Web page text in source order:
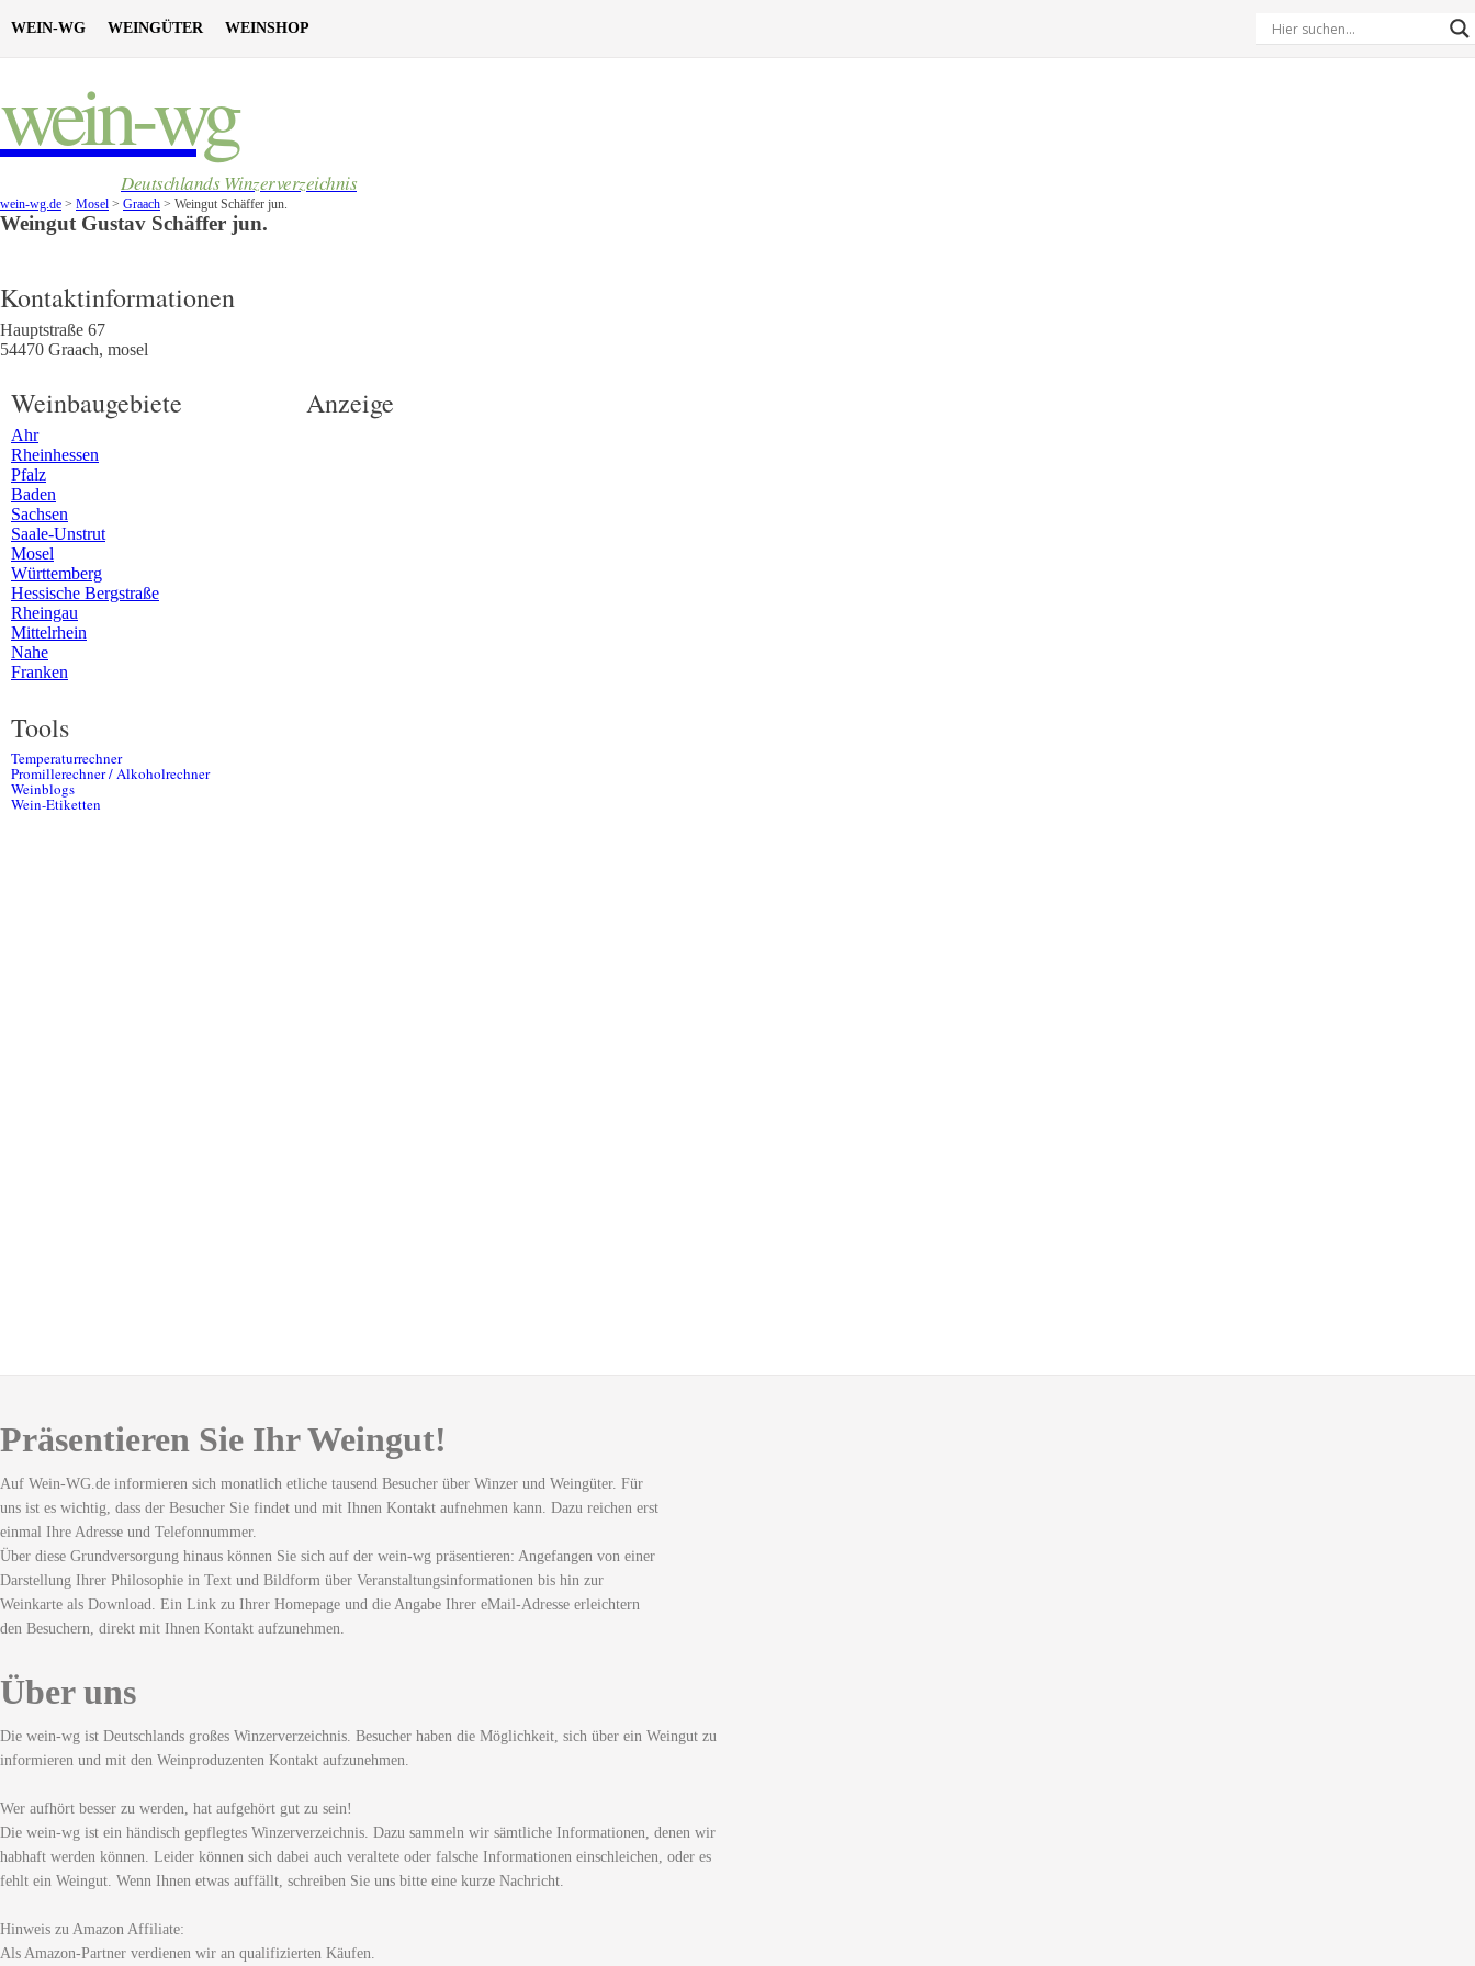
WEIN-WG WEINGÜTER WEINSHOP
wein-wg
Deutschlands Winzerverzeichnis
wein-wg.de > Mosel > Graach > Weingut Schäffer jun.
Weingut Gustav Schäffer jun.
Kontaktinformationen
Hauptstraße 67
54470 Graach, mosel
Weinbaugebiete
Ahr
Rheinhessen
Pfalz
Baden
Sachsen
Saale-Unstrut
Mosel
Württemberg
Hessische Bergstraße
Rheingau
Mittelrhein
Nahe
Franken
Tools
Temperaturrechner
Promillerechner / Alkoholrechner
Weinblogs
Wein-Etiketten
Anzeige
Präsentieren Sie Ihr Weingut!
Auf Wein-WG.de informieren sich monatlich etliche tausend Besucher über Winzer und Weingüter. Für
uns ist es wichtig, dass der Besucher Sie findet und mit Ihnen Kontakt aufnehmen kann. Dazu reichen erst
einmal Ihre Adresse und Telefonnummer.
Über diese Grundversorgung hinaus können Sie sich auf der wein-wg präsentieren: Angefangen von einer
Darstellung Ihrer Philosophie in Text und Bildform über Veranstaltungsinformationen bis hin zur
Weinkarte als Download. Ein Link zu Ihrer Homepage und die Angabe Ihrer eMail-Adresse erleichtern
den Besuchern, direkt mit Ihnen Kontakt aufzunehmen.
Über uns
Die wein-wg ist Deutschlands großes Winzerverzeichnis. Besucher haben die Möglichkeit, sich über ein Weingut zu
informieren und mit den Weinproduzenten Kontakt aufzunehmen.
Wer aufhört besser zu werden, hat aufgehört gut zu sein!
Die wein-wg ist ein händisch gepflegtes Winzerverzeichnis. Dazu sammeln wir sämtliche Informationen, denen wir
habhaft werden können. Leider können sich dabei auch veraltete oder falsche Informationen einschleichen, oder es
fehlt ein Weingut. Wenn Ihnen etwas auffällt, schreiben Sie uns bitte eine kurze Nachricht.
Hinweis zu Amazon Affiliate:
Als Amazon-Partner verdienen wir an qualifizierten Käufen.